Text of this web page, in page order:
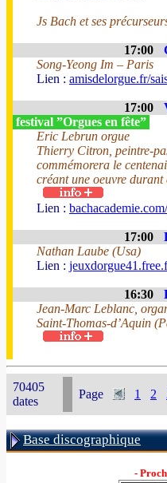
Js Bach et ses
17:00
Song-Yeong Im – Paris
Lien : amisdelorgue.fr/
17:00
festival ”Orgues en fête”
Eric Lebrun orgue
Thierry Citron, peintre-
commémorera le
créant une oeuvre durant
Lien : bachacademie.com/
17:00
Nathan Laube (Usa)
Lien :
16:30
Jean-Marc Leblanc,
Saint-Thomas-d’Aquin
70405
dates
Page 1 2
Base discographique
-